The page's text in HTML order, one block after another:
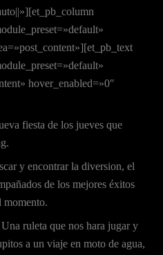
hover_enabled=»0″
fiesta de los jueves que
y encontrar la diversion, el
de los mejores éxitos
momento.
ruleta que nos hara jugar y
a un viaje en moto de agua,